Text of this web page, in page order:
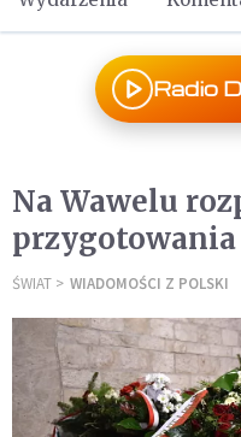
Radio
Na Wawelu
ŚWIAT WIADOMOŚCI Z POLSKI